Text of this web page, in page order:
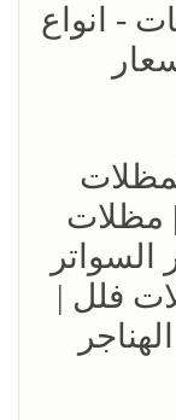
- انواع
والسواتر | 0535553929 | مظلات
فلل |